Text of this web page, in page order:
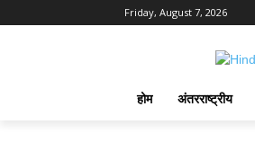
Friday, August 7, 2026
होम अंतरराष्ट्रीय